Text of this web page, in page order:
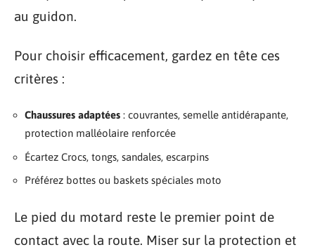
au guidon.
Pour choisir efficacement, gardez en tête ces
critères :
Chaussures adaptées : couvrantes, semelle antidérapante,
protection malléolaire renforcée
Écartez Crocs, tongs, sandales, escarpins
Préférez bottes ou baskets spéciales moto
Le pied du motard reste le premier point de
contact avec la route. Miser sur la protection et